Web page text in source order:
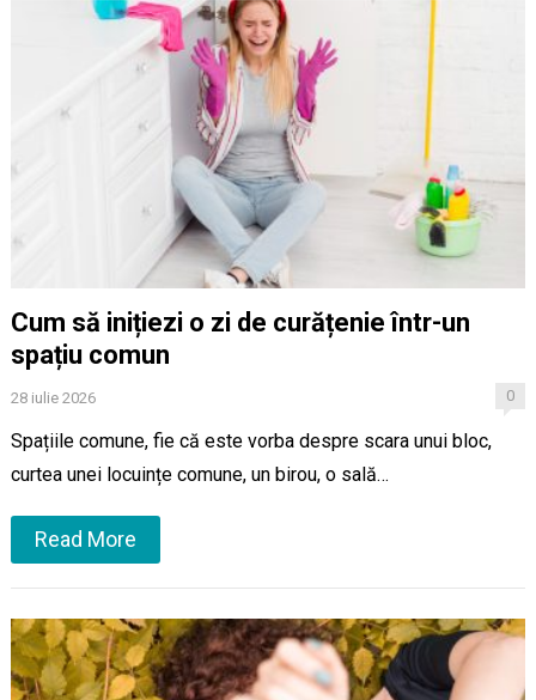
Cum să inițiezi o zi de curățenie într-un
spațiu comun
28 iulie 2026 0
Spațiile comune, fie că este vorba despre scara unui bloc,
curtea unei locuințe comune, un birou, o sală…
Read More